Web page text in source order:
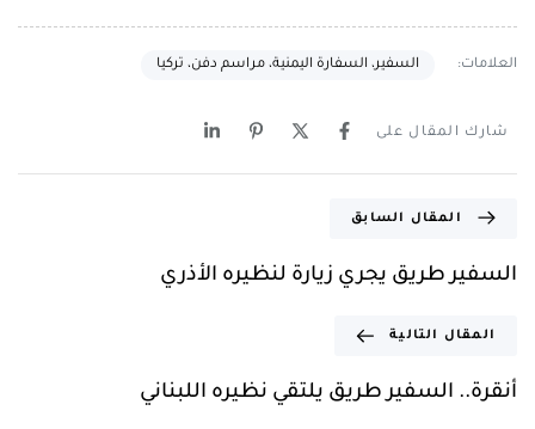
العلامات: السفير، السفارة اليمنية، مراسم دفن، تركيا
شارك المقال على
المقال السابق
السفير طريق يجري زيارة لنظيره الأذري
المقال التالية
أنقرة.. السفير طريق يلتقي نظيره اللبناني